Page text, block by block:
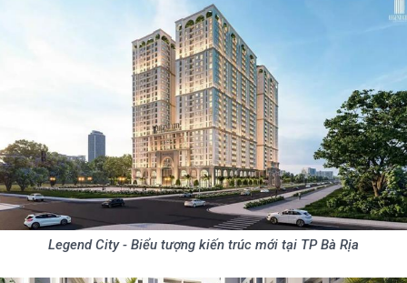
Legend City - Biểu tượng kiến trúc mới tại TP Bà Rịa